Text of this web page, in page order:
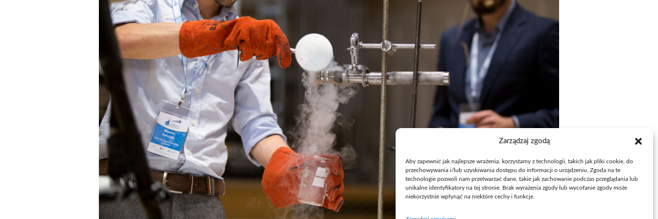
Zarządzaj zgodą
Aby zapewnić jak najlepsze wrażenia, korzystamy z technologii, takich jak pliki cookie, do
przechowywania i/lub uzyskiwania dostępu do informacji o urządzeniu. Zgoda na te
technologie pozwoli nam przetwarzać dane, takie jak zachowanie podczas przeglądania lub
unikalne identyfikatory na tej stronie. Brak wyrażenia zgody lub wycofanie zgody może
niekorzystnie wpłynąć na niektóre cechy i funkcje.